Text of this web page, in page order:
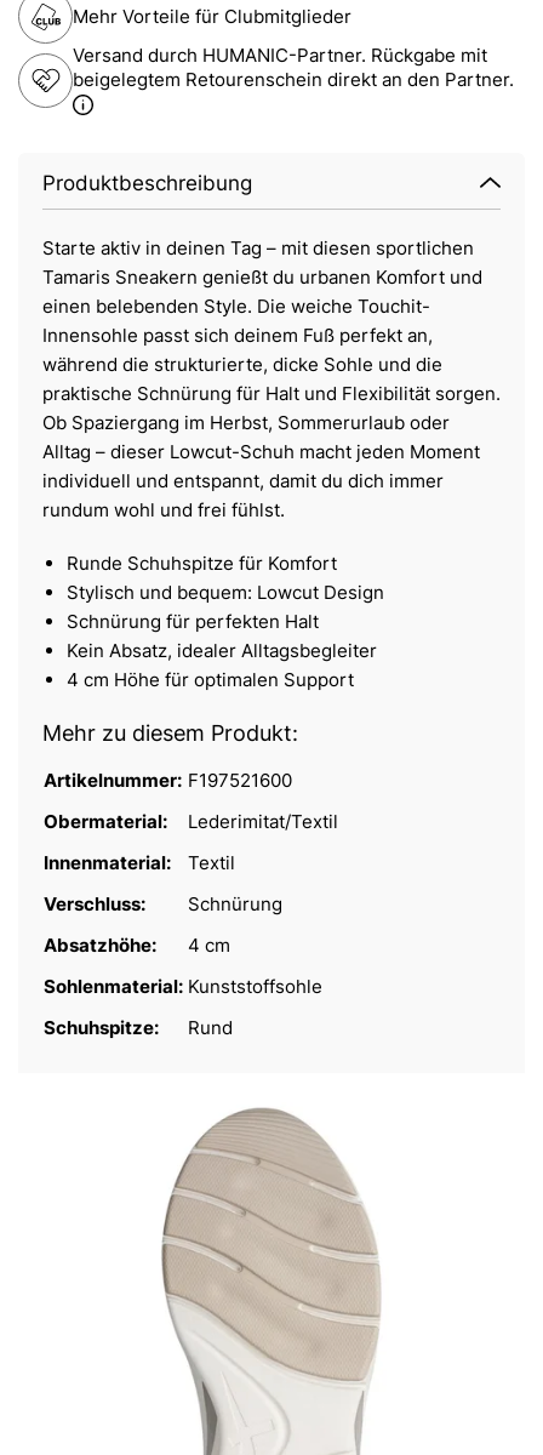
Mehr Vorteile für Clubmitglieder
Versand durch HUMANIC-Partner. Rückgabe mit
beigelegtem Retourenschein direkt an den Partner.
Produktbeschreibung
Starte aktiv in deinen Tag – mit diesen sportlichen
Tamaris Sneakern genießt du urbanen Komfort und
einen belebenden Style. Die weiche Touchit-
Innensohle passt sich deinem Fuß perfekt an,
während die strukturierte, dicke Sohle und die
praktische Schnürung für Halt und Flexibilität sorgen.
Ob Spaziergang im Herbst, Sommerurlaub oder
Alltag – dieser Lowcut-Schuh macht jeden Moment
individuell und entspannt, damit du dich immer
rundum wohl und frei fühlst.
Runde Schuhspitze für Komfort
Stylisch und bequem: Lowcut Design
Schnürung für perfekten Halt
Kein Absatz, idealer Alltagsbegleiter
4 cm Höhe für optimalen Support
Mehr zu diesem Produkt:
Artikelnummer: F197521600
Obermaterial:
Lederimitat/Textil
Innenmaterial:
Textil
Verschluss:
Schnürung
Absatzhöhe:
4 cm
Sohlenmaterial: Kunststoffsohle
Schuhspitze:
Rund